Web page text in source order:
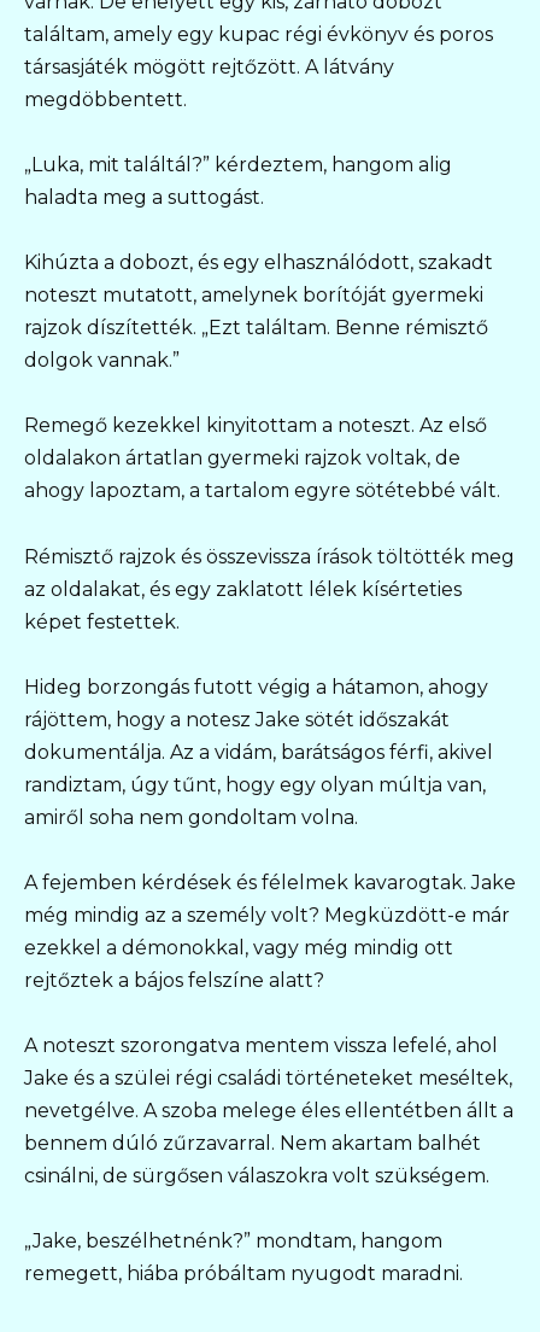
találtam, amely egy kupac régi évkönyv és poros
társasjáték mögött rejtőzött. A látvány
megdöbbentett.
„Luka, mit találtál?” kérdeztem, hangom alig
haladta meg a suttogást.
Kihúzta a dobozt, és egy elhasználódott, szakadt
noteszt mutatott, amelynek borítóját gyermeki
rajzok díszítették. „Ezt találtam. Benne rémisztő
dolgok vannak.”
Remegő kezekkel kinyitottam a noteszt. Az első
oldalakon ártatlan gyermeki rajzok voltak, de
ahogy lapoztam, a tartalom egyre sötétebbé vált.
Rémisztő rajzok és összevissza írások töltötték meg
az oldalakat, és egy zaklatott lélek kísérteties
képet festettek.
Hideg borzongás futott végig a hátamon, ahogy
rájöttem, hogy a notesz Jake sötét időszakát
dokumentálja. Az a vidám, barátságos férfi, akivel
randiztam, úgy tűnt, hogy egy olyan múltja van,
amiről soha nem gondoltam volna.
A fejemben kérdések és félelmek kavarogtak. Jake
még mindig az a személy volt? Megküzdött-e már
ezekkel a démonokkal, vagy még mindig ott
rejtőztek a bájos felszíne alatt?
A noteszt szorongatva mentem vissza lefelé, ahol
Jake és a szülei régi családi történeteket meséltek,
nevetgélve. A szoba melege éles ellentétben állt a
bennem dúló zűrzavarral. Nem akartam balhét
csinálni, de sürgősen válaszokra volt szükségem.
„Jake, beszélhetnénk?” mondtam, hangom
remegett, hiába próbáltam nyugodt maradni.